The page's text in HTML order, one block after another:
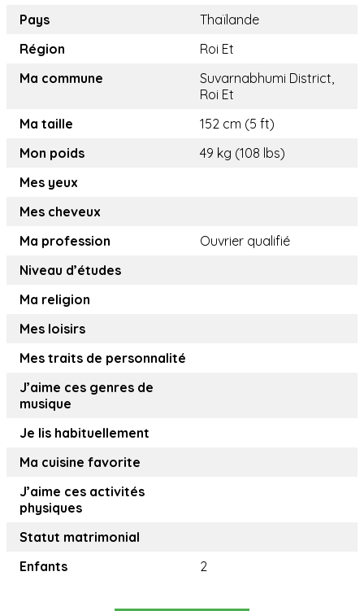
Pays
Thaïlande
Région
Roi Et
Ma commune
Suvarnabhumi District,
Roi Et
Ma taille
152 cm (5 ft)
Mon poids
49 kg (108 lbs)
Mes yeux
Mes cheveux
Ma profession
Ouvrier qualifié
Niveau d’études
Ma religion
Mes loisirs
Mes traits de personnalité
J’aime ces genres de
musique
Je lis habituellement
Ma cuisine favorite
J’aime ces activités
physiques
Statut matrimonial
Enfants
2